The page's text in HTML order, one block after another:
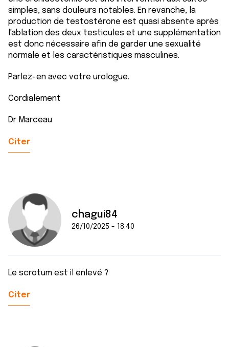
simples, sans douleurs notables. En revanche, la
production de testostérone est quasi absente après
l'ablation des deux testicules et une supplémentation
est donc nécessaire afin de garder une sexualité
normale et les caractéristiques masculines.
Parlez-en avec votre urologue.
Cordialement
Dr Marceau
Citer
chagui84
26/10/2025 - 18:40
Le scrotum est il enlevé ?
Citer